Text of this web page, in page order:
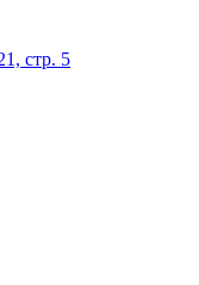
стр. 5